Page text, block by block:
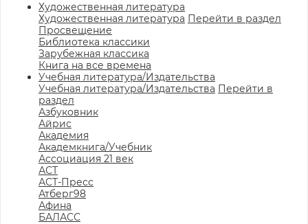
Художественная литература
Художественная литература Перейти в раздел
Просвещение
Библиотека классики
Зарубежная классика
Книга на все времена
Учебная литература/Издательства
Учебная литература/Издательства Перейти в
раздел
Азбуковник
Айрис
Академия
Академкнига/Учебник
Ассоциация 21 век
АСТ
АСТ-Пресс
Атберг98
Афина
БАЛАСС